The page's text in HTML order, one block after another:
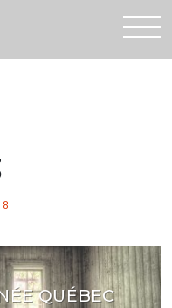
8
QUÉBEC